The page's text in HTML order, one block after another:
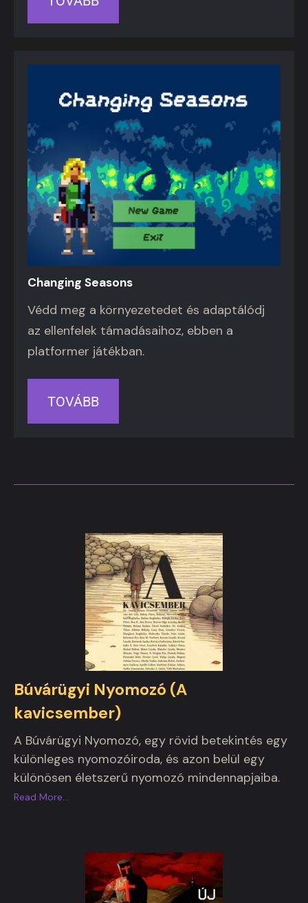
Changing Seasons
Védd meg a környezetedet és adaptálódj
az ellenfelek támadásaihoz, ebben a
platformer játékban.
TOVÁBB
Búvárügyi Nyomozó (A
kavicsember)
A Búvárügyi Nyomozó, egy rövid betekintés egy
különleges nyomozóiroda, és azon belül egy
különösen életszerű nyomozó mindennapjaiba.
Read More…